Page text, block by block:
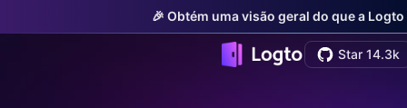
🎉 Obtém uma visão geral do que a
Star 14.3k